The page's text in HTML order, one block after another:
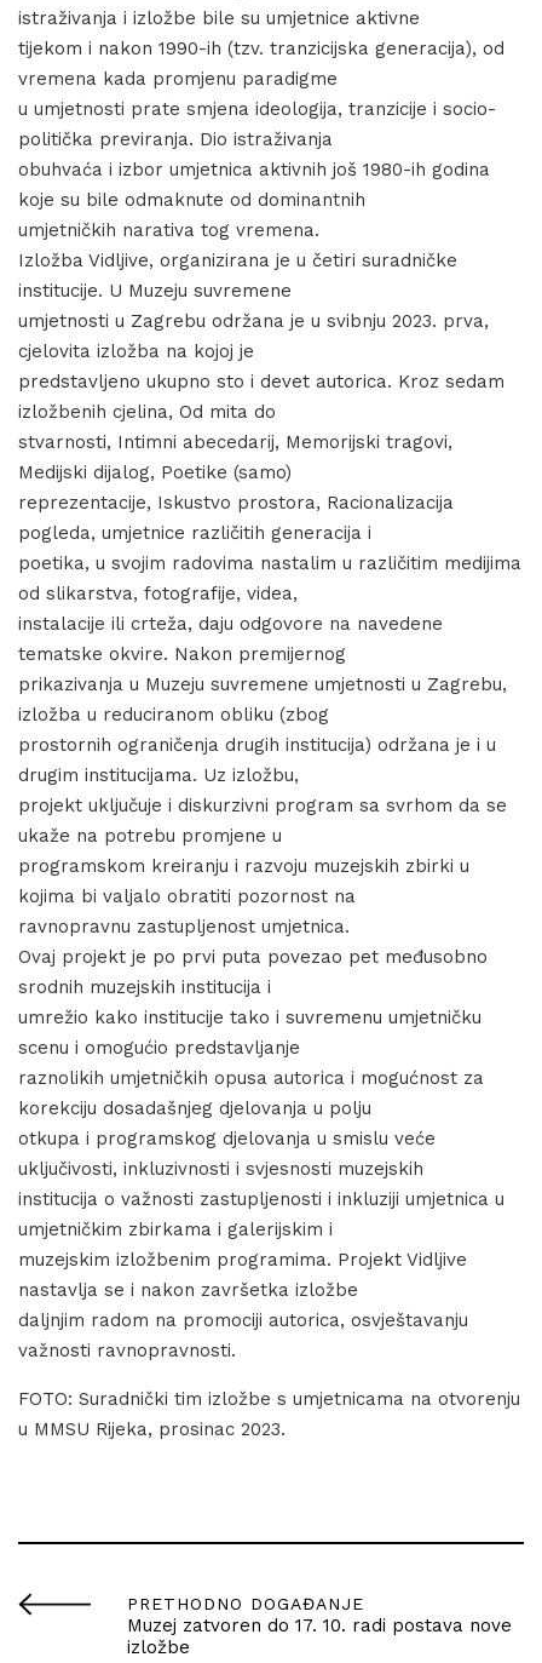
istraživanja i izložbe bile su umjetnice aktivne
tijekom i nakon 1990-ih (tzv. tranzicijska generacija), od
vremena kada promjenu paradigme
u umjetnosti prate smjena ideologija, tranzicije i socio-
politička previranja. Dio istraživanja
obuhvaća i izbor umjetnica aktivnih još 1980-ih godina
koje su bile odmaknute od dominantnih
umjetničkih narativa tog vremena.
Izložba Vidljive, organizirana je u četiri suradničke
institucije. U Muzeju suvremene
umjetnosti u Zagrebu održana je u svibnju 2023. prva,
cjelovita izložba na kojoj je
predstavljeno ukupno sto i devet autorica. Kroz sedam
izložbenih cjelina, Od mita do
stvarnosti, Intimni abecedarij, Memorijski tragovi,
Medijski dijalog, Poetike (samo)
reprezentacije, Iskustvo prostora, Racionalizacija
pogleda, umjetnice različitih generacija i
poetika, u svojim radovima nastalim u različitim medijima
od slikarstva, fotografije, videa,
instalacije ili crteža, daju odgovore na navedene
tematske okvire. Nakon premijernog
prikazivanja u Muzeju suvremene umjetnosti u Zagrebu,
izložba u reduciranom obliku (zbog
prostornih ograničenja drugih institucija) održana je i u
drugim institucijama. Uz izložbu,
projekt uključuje i diskurzivni program sa svrhom da se
ukaže na potrebu promjene u
programskom kreiranju i razvoju muzejskih zbirki u
kojima bi valjalo obratiti pozornost na
ravnopravnu zastupljenost umjetnica.
Ovaj projekt je po prvi puta povezao pet međusobno
srodnih muzejskih institucija i
umrežio kako institucije tako i suvremenu umjetničku
scenu i omogućio predstavljanje
raznolikih umjetničkih opusa autorica i mogućnost za
korekciju dosadašnjeg djelovanja u polju
otkupa i programskog djelovanja u smislu veće
uključivosti, inkluzivnosti i svjesnosti muzejskih
institucija o važnosti zastupljenosti i inkluziji umjetnica u
umjetničkim zbirkama i galerijskim i
muzejskim izložbenim programima. Projekt Vidljive
nastavlja se i nakon završetka izložbe
daljnjim radom na promociji autorica, osvještavanju
važnosti ravnopravnosti.
FOTO: Suradnički tim izložbe s umjetnicama na otvorenju
u MMSU Rijeka, prosinac 2023.
PRETHODNO DOGAĐANJE
Muzej zatvoren do 17. 10. radi postava nove
izložbe